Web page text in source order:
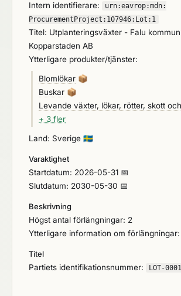
Intern identifierare:
urn:eavrop:mdn:
ProcurementProject: 107946: Lot: 1
Titel: Utplanteringsväxter - Falu
Kopparstaden AB
Ytterligare produkter/tjänster:
Blomlökar 📦
Buskar 📦
Levande växter, lökar, rötter, skott
+ 3 fler
Land: Sverige 🇸🇪
Varaktighet
Startdatum: 2026-05-31 📅
Slutdatum: 2030-05-30 📅
Beskrivning
Högst antal förlängningar: 2
Ytterligare information om förlängningar:
Titel
Partiets identifikationsnummer:
LOT-0001